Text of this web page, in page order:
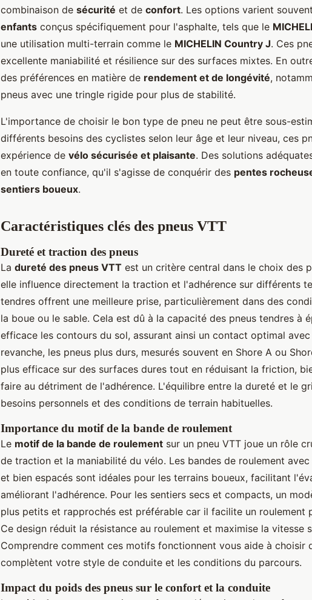
combinaison de sécurité et de confort. Les options varient
enfants conçus spécifiquement pour l'asphalte, tels que le
une utilisation multi-terrain comme le MICHELIN Country J. Ces
excellente maniabilité et résilience sur des surfaces mixtes. En
des préférences en matière de rendement et de longévité,
pneus avec une tringle rigide pour plus de stabilité.
L'importance de choisir le bon type de pneu ne peut être sous-
différents besoins des cyclistes selon leur âge et leur niveau, ces
expérience de vélo sécurisée et plaisante. Des solutions
en toute confiance, qu'il s'agisse de conquérir des pentes
sentiers boueux.
Caractéristiques clés des pneus VTT
Dureté et traction des pneus
La dureté des pneus VTT est un critère central dans le choix des
elle influence directement la traction et l'adhérence sur différents
tendres offrent une meilleure prise, particulièrement dans des
la boue ou le sable. Cela est dû à la capacité des pneus tendres à
efficace les contours du sol, assurant ainsi un contact optimal
revanche, les pneus plus durs, mesurés souvent en Shore A ou
plus efficace sur des surfaces dures tout en réduisant la friction,
faire au détriment de l'adhérence. L'équilibre entre la dureté et le
besoins personnels et des conditions de terrain habituelles.
Importance du motif de la bande de roulement
Le motif de la bande de roulement sur un pneu VTT joue un rôle
de traction et la maniabilité du vélo. Les bandes de roulement
et bien espacés sont idéales pour les terrains boueux, facilitant
améliorant l'adhérence. Pour les sentiers secs et compacts, un
plus petits et rapprochés est préférable car il facilite un roulement
Ce design réduit la résistance au roulement et maximise la vitesse
Comprendre comment ces motifs fonctionnent vous aide à choisir
complètent votre style de conduite et les conditions du parcours.
Impact du poids des pneus sur le confort et la conduite